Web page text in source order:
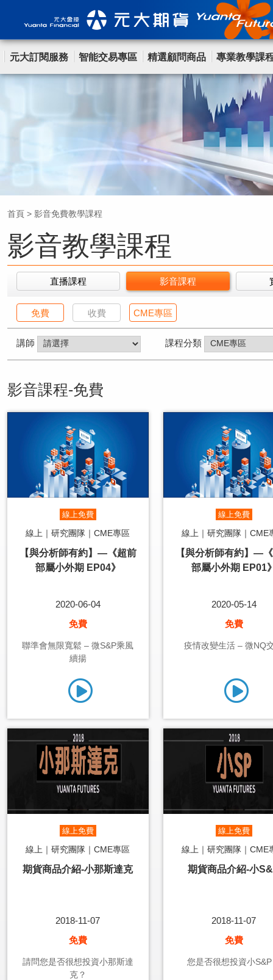
元大訂閱服務 智能交易專區 精選顧問商品 專業教學課
首頁 > 影音免費教學課程
影音教學課程
直播課程 影音課程
免費 收費 CME專區
講師 課程分類
影音課程-免費
線上免費
線上｜研究團隊｜CME專區
【與分析師有約】—《超前
部屬小外期 EP04》
2020-06-04
免費
聯準會無限寬鬆 – 微S&P乘風
續揚
線上免費
線上｜研究團隊｜CME
【與分析師有約】—
部屬小外期 EP01
2020-05-14
免費
疫情改變生活 – 微NQ
線上免費
線上｜研究團隊｜CME專區
期貨商品介紹-小那斯達克
2018-11-07
免費
請問您是否很想投資小那斯達
克？
線上免費
線上｜研究團隊｜CME
期貨商品介紹-小
2018-11-07
免費
您是否很想投資小